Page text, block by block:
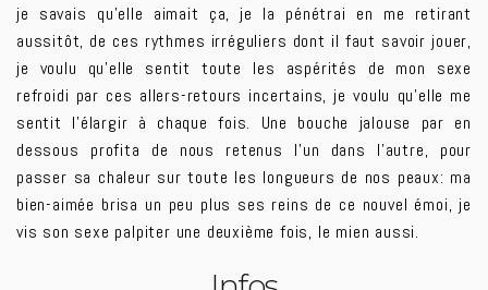
je savais qu’elle aimait ça, je la pénétrai en me retirant
aussitôt, de ces rythmes irréguliers dont il faut savoir jouer,
je voulu qu’elle sentit toute les aspérités de mon sexe
refroidi par ces allers-retours incertains, je voulu qu’elle me
sentit l’élargir à chaque fois. Une bouche jalouse par en
dessous profita de nous retenus l’un dans l’autre, pour
passer sa chaleur sur toute les longueurs de nos peaux: ma
bien-aimée brisa un peu plus ses reins de ce nouvel émoi, je
vis son sexe palpiter une deuxième fois, le mien aussi.